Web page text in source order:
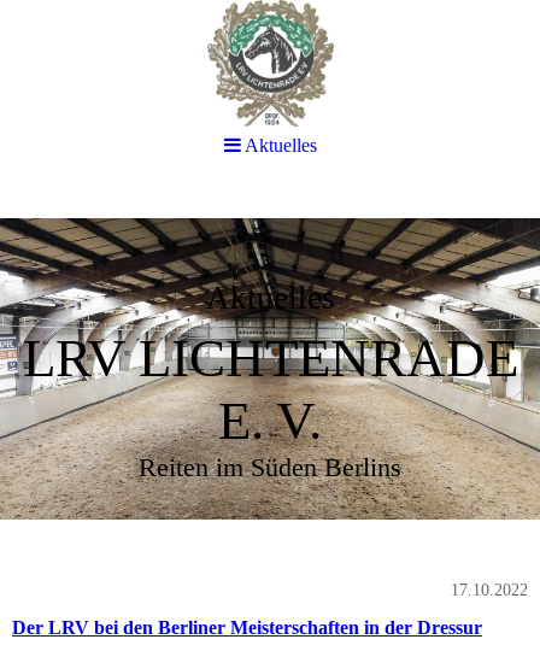
Aktuelles
LRV LICHTENRADE
E. V.
Reiten im Süden Berlins
17.10.2022
Der LRV bei den Berliner Meisterschaften in der Dressur
Aktuelles